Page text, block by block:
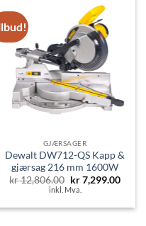
GJÆRSAGER
Dewalt DW712-QS Kapp &
gjærsag 216 mm 1600W
kr12,806.00 Opprinnelig
pris
kr 12,806.00.
kr7,299.00
kr
inkl. Mva.